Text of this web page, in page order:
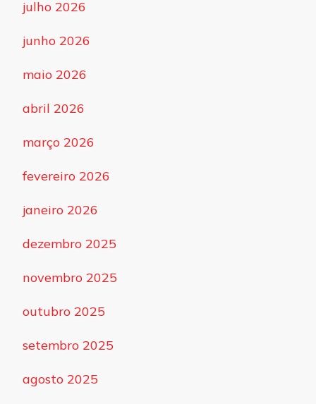
julho 2026
junho 2026
maio 2026
abril 2026
março 2026
fevereiro 2026
janeiro 2026
dezembro 2025
novembro 2025
outubro 2025
setembro 2025
agosto 2025